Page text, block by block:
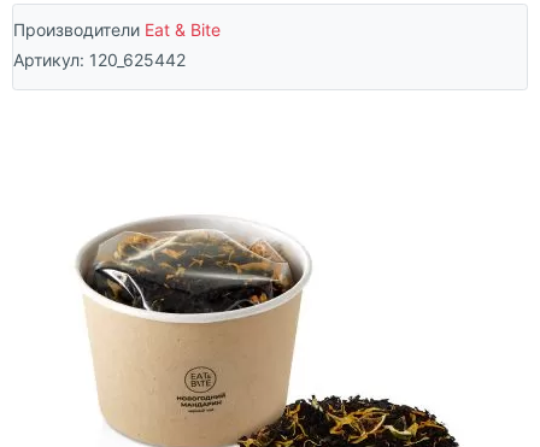
Производители Eat & Bite
Артикул: 120_625442